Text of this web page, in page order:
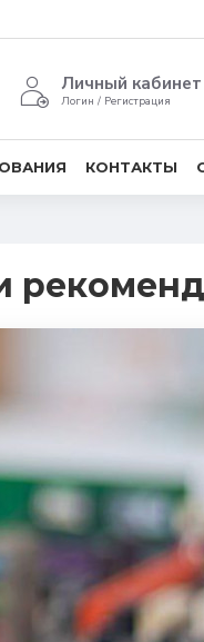
Личный кабинет
Логин / Регистрация
КОНТАКТЫ